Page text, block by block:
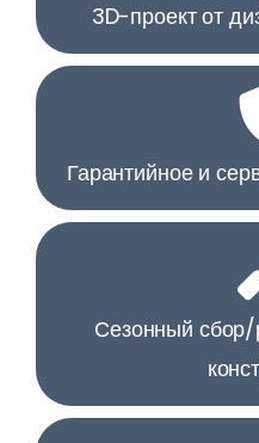
3D-проект от
Гарантийное и
Сезонный сбор/